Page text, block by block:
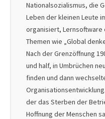
Nationalsozialismus, die
Leben der kleinen Leute
organisiert, Lernsoftware
Themen wie „Global
Nach der Grenzöffnung
und half, in Umbrüchen
finden und dann
der das Sterben der
Hoffnung der Menschen